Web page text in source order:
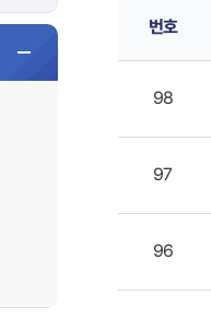
번호
98
97
96